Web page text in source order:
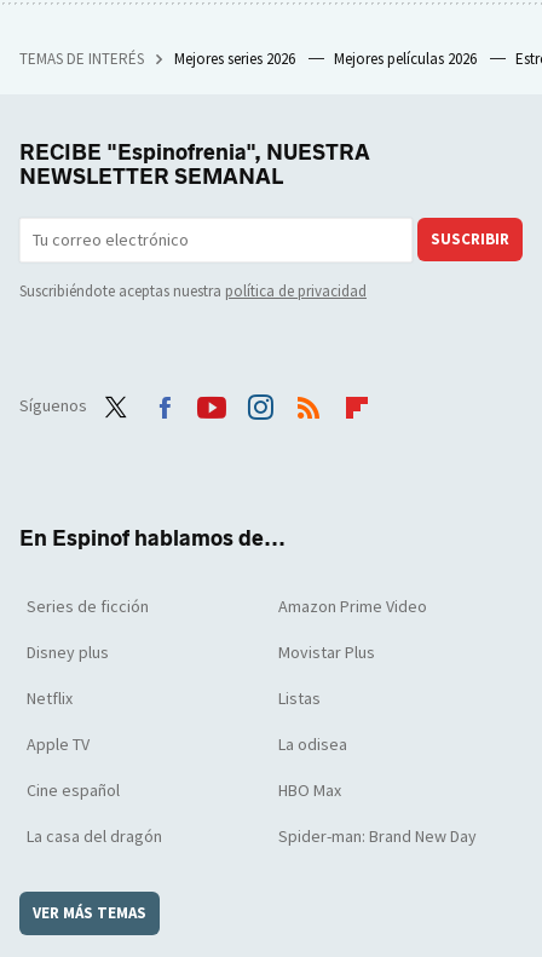
TEMAS DE INTERÉS Mejores series 2026 Mejores películas 2026
RECIBE "Espinofrenia", NUESTRA
NEWSLETTER SEMANAL
SUSCRIBIR
Suscribiéndote aceptas nuestra política de privacidad
Síguenos
En Espinof hablamos de...
Series de ficción Amazon Prime Video
Disney plus Movistar Plus
Netflix Listas
Apple TV La odisea
Cine español HBO Max
La casa del dragón Spider-man: Brand New Day
VER MÁS TEMAS